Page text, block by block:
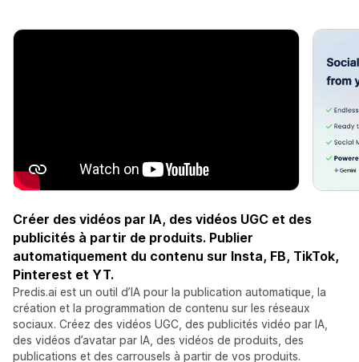
Créer des vidéos par IA, des vidéos UGC et des
publicités à partir de produits. Publier
automatiquement du contenu sur Insta, FB, TikTok,
Pinterest et YT.
Predis.ai est un outil d’IA pour la publication automatique, la
création et la programmation de contenu sur les réseaux
sociaux. Créez des vidéos UGC, des publicités vidéo par IA,
des vidéos d’avatar par IA, des vidéos de produits, des
publications et des carrousels à partir de vos produits.